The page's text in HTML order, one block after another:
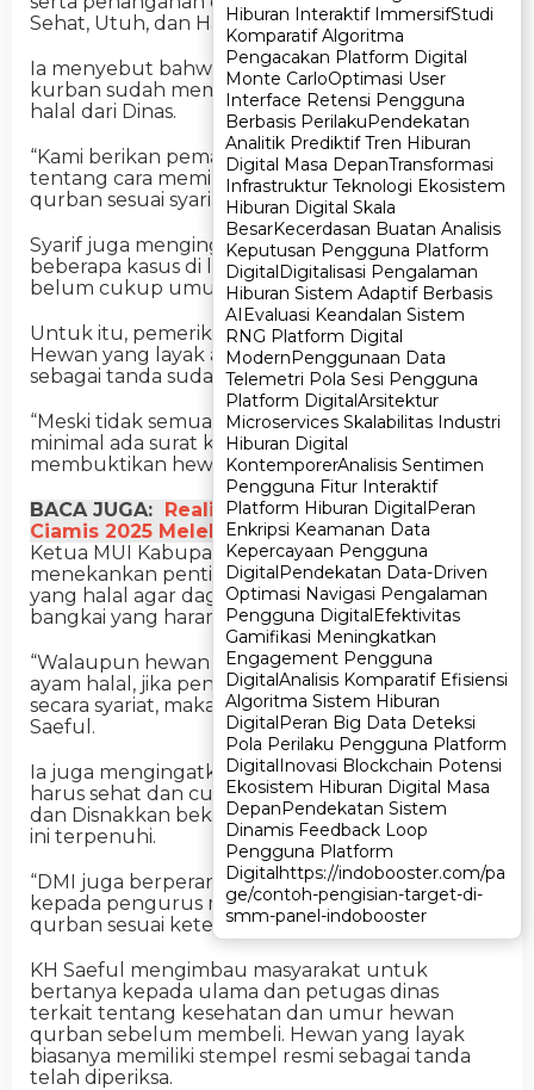
Hiburan Interaktif ImmersifStudi
Komparatif Algoritma
Pengacakan Platform Digital
Monte CarloOptimasi User
Interface Retensi Pengguna
Berbasis PerilakuPendekatan
Analitik Prediktif Tren Hiburan
Digital Masa DepanTransformasi
Infrastruktur Teknologi Ekosistem
Hiburan Digital Skala
BesarKecerdasan Buatan Analisis
Keputusan Pengguna Platform
DigitalDigitalisasi Pengalaman
Hiburan Sistem Adaptif Berbasis
AIEvaluasi Keandalan Sistem
RNG Platform Digital
ModernPenggunaan Data
Telemetri Pola Sesi Pengguna
Platform DigitalArsitektur
Microservices Skalabilitas Industri
Hiburan Digital
KontemporerAnalisis Sentimen
Pengguna Fitur Interaktif
Platform Hiburan DigitalPeran
Enkripsi Keamanan Data
Kepercayaan Pengguna
DigitalPendekatan Data-Driven
Optimasi Navigasi Pengalaman
Pengguna DigitalEfektivitas
Gamifikasi Meningkatkan
Engagement Pengguna
DigitalAnalisis Komparatif Efisiensi
Algoritma Sistem Hiburan
DigitalPeran Big Data Deteksi
Pola Perilaku Pengguna Platform
DigitalInovasi Blockchain Potensi
Ekosistem Hiburan Digital Masa
DepanPendekatan Sistem
Dinamis Feedback Loop
Pengguna Platform
Digitalhttps://indobooster.com/pa
ge/contoh-pengisian-target-di-
smm-panel-indobooster
Hiburan Interaktif ImmersifStudi
Komparatif Algoritma
Pengacakan Platform Digital
Monte CarloOptimasi User
Interface Retensi Pengguna
Berbasis PerilakuPendekatan
Analitik Prediktif Tren Hiburan
Digital Masa DepanTransformasi
Infrastruktur Teknologi Ekosistem
Hiburan Digital Skala
BesarKecerdasan Buatan Analisis
Keputusan Pengguna Platform
DigitalDigitalisasi Pengalaman
Hiburan Sistem Adaptif Berbasis
AIEvaluasi Keandalan Sistem
RNG Platform Digital
ModernPenggunaan Data
Telemetri Pola Sesi Pengguna
Platform DigitalArsitektur
Microservices Skalabilitas Industri
Hiburan Digital
KontemporerAnalisis Sentimen
Pengguna Fitur Interaktif
Platform Hiburan DigitalPeran
Enkripsi Keamanan Data
Kepercayaan Pengguna
DigitalPendekatan Data-Driven
Optimasi Navigasi Pengalaman
Pengguna DigitalEfektivitas
Gamifikasi Meningkatkan
Engagement Pengguna
DigitalAnalisis Komparatif Efisiensi
Algoritma Sistem Hiburan
DigitalPeran Big Data Deteksi
Pola Perilaku Pengguna Platform
DigitalInovasi Blockchain Potensi
Ekosistem Hiburan Digital Masa
DepanPendekatan Sistem
Dinamis Feedback Loop
Pengguna Platform
Digitalhttps://indobooster.com/pa
ge/contoh-pengisian-target-di-
smm-panel-indobooster
Sehat, Utuh, dan Halal.
Ia menyebut bahwa hampir 20 orang panitia
kurban sudah memiliki sertifikat penyembelihan
halal dari Dinas.
“Kami berikan pemahaman kepada panitia
tentang cara memilih dan menyembelih hewan
qurban sesuai syariat Islam,” ujar Syarif.
Syarif juga mengingatkan bahwa masih ada
beberapa kasus di lapangan di mana hewan
belum cukup umur atau tidak sehat disembelih.
Untuk itu, pemeriksaan dari dinas sangat penting.
Hewan yang layak akan mendapat stempel
sebagai tanda sudah diperiksa.
“Meski tidak semua hewan dapat diverifikasi,
minimal ada surat keterangan yang
membuktikan hewan sudah diperiksa,” jelasnya.
BACA JUGA: Realisasi Pendapatan Daerah
Ciamis 2025 Melebihi Target, Ini Rinciannya
Ketua MUI Kabupaten Ciamis, KH. Saeful Ujun,
menekankan pentingnya proses penyembelihan
yang halal agar daging qurban tidak menjadi
bangkai yang haram.
“Walaupun hewan seperti kambing, domba, dan
ayam halal, jika penyembelihannya tidak sah
secara syariat, maka dagingnya haram,” tegas KH
Saeful.
Ia juga mengingatkan bahwa hewan qurban
harus sehat dan cukup umur. MUI bersama DMI
dan Disnakkan bekerja sama memastikan standar
ini terpenuhi.
“DMI juga berperan menyampaikan informasi ini
kepada pengurus masjid agar pelaksanaan
qurban sesuai ketentuan,” tambahnya.
KH Saeful mengimbau masyarakat untuk
bertanya kepada ulama dan petugas dinas
terkait tentang kesehatan dan umur hewan
qurban sebelum membeli. Hewan yang layak
biasanya memiliki stempel resmi sebagai tanda
telah diperiksa.